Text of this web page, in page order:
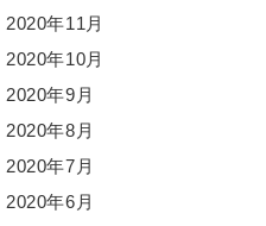
2020年11月
2020年10月
2020年9月
2020年8月
2020年7月
2020年6月